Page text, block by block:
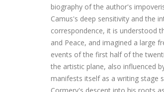
biography of the author's
Camus's deep sensitivity and the
correspondence, it is understood
and Peace, and imagined a large
events of the first half of the
the artistic plane, also influenced
manifests itself as a writing stage